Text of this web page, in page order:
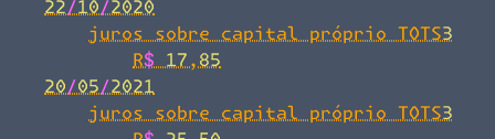
22/10/2020
juros sobre capital próprio TOTS3
R$ 17,85
20/05/2021
juros sobre capital próprio TOTS3